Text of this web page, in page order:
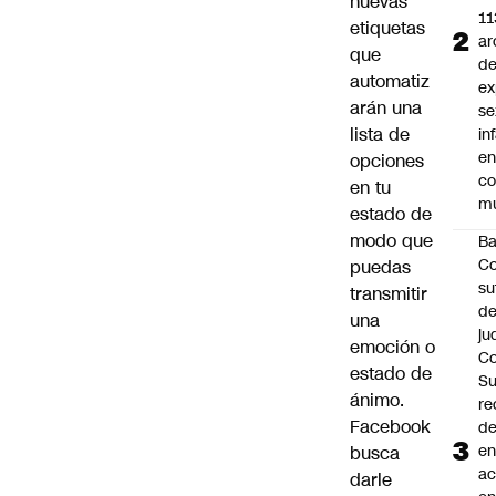
etiquetas
que
automatiz
arán una
lista de
opciones
en tu
estado de
modo que
puedas
transmitir
una
emoción o
estado de
ánimo.
Facebook
busca
darle
de
en